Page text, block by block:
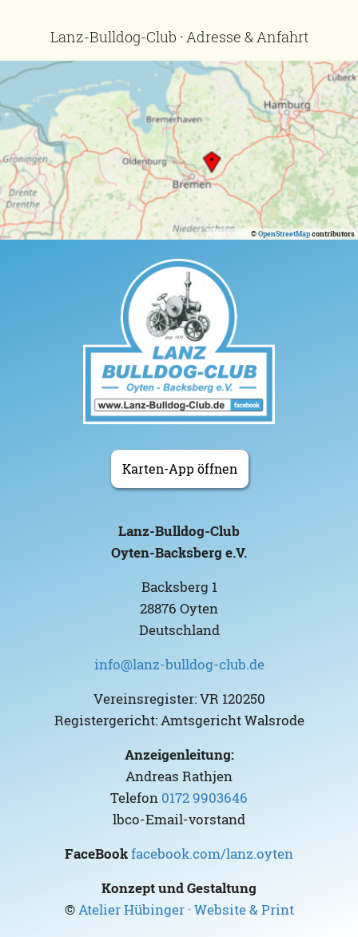
Lanz-Bulldog-Club · Adresse & Anfahrt
©OpenStreetMapcontributors
Karten-App öffnen
Lanz-Bulldog-Club
Oyten-Backsberg e.V.
Backsberg 1
28876 Oyten
Deutschland
info@lanz-bulldog-club.de
Vereinsregister: VR 120250
Registergericht: Amtsgericht Walsrode
Anzeigenleitung:
Andreas Rathjen
Telefon 0172 9903646
lbco-Email-vorstand
FaceBookfacebook.com/lanz.oyten
Konzept und Gestaltung
©Atelier Hübinger · Website & Print